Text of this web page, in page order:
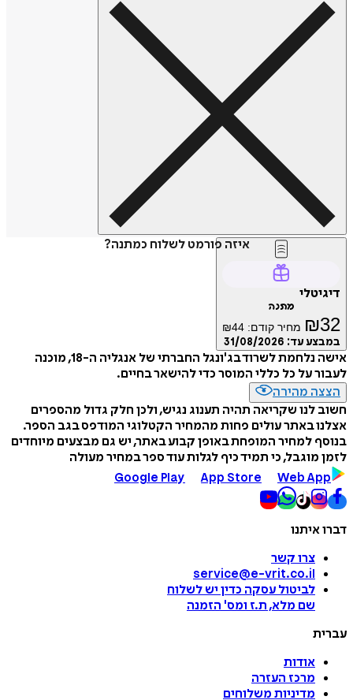
איזה פורמט לשלוח כמתנה?
דיגיטלי
מתנה
₪32 מחיר קודם: ₪44
במבצע עד: 31/08/2026
אישה נלחמת לשרוד בג'ונגל החברתי של אנגליה ה-18, מוכנה
לעבור על כל כללי המוסר כדי להישאר בחיים.
הצצה מהירה
חשוב לנו שקריאה תהיה תענוג נגיש, ולכן חלק גדול מהספרים
אצלנו באתר עולים פחות מהמחיר הקטלוגי המודפס בגב הספר.
בנוסף למחיר המופחת באופן קבוע באתר, יש גם מבצעים מיוחדים
לזמן מוגבל, כי תמיד כיף לגלות עוד ספר במחיר מעולה
Google Play
App Store Web App
דברו איתנו
צרו קשר
service@e-vrit.co.il
לביטול עסקה כדין יש לשלוח
שם מלא, ת.ז ומס' הזמנה
עברית
אודות
מרכז העזרה
מדיניות משלוחים